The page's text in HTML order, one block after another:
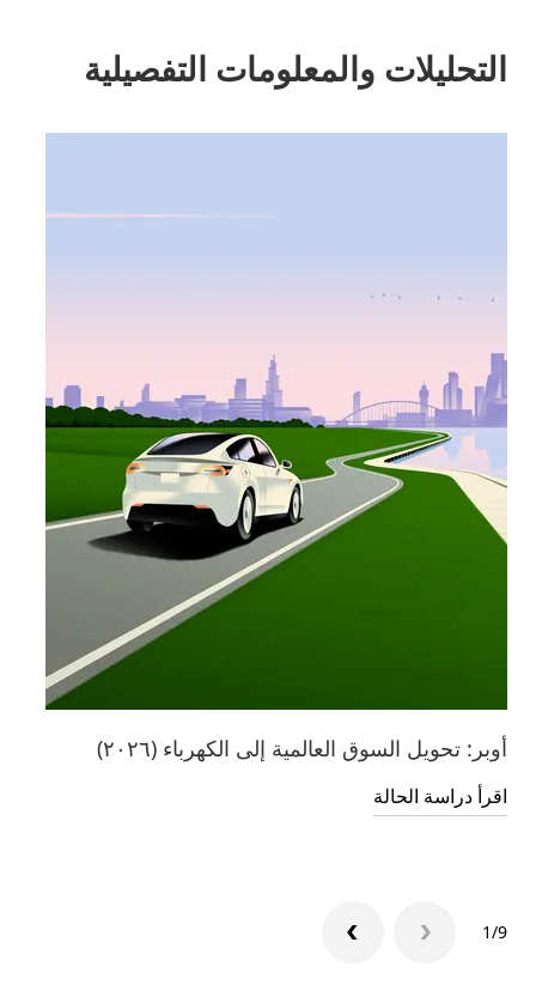
التحليلات والمعلومات التفصيلية
أوبر: تحويل السوق العالمية إلى الكهرباء (٢٠٢٦)
اقرأ دراسة الحالة
1/9